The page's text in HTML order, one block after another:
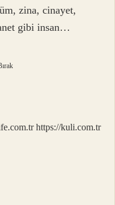
zina, cinayet,
gibi insan…
https://kuli.com.tr